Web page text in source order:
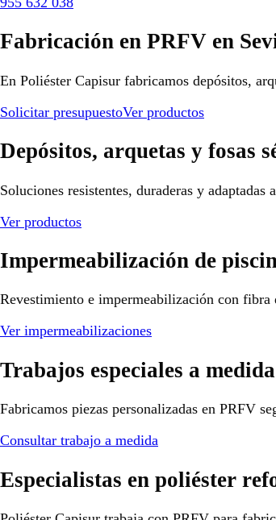
Fabricación en PRFV en
En Poliéster Capisur fabricamos depósitos,
Solicitar presupuestoVer productos
Depósitos, arquetas y fosas
Soluciones resistentes, duraderas y
Ver productos
Impermeabilización de
Revestimiento e impermeabilización con fibra
Ver impermeabilizaciones
Trabajos especiales a medida
Fabricamos piezas personalizadas en PRFV
Consultar trabajo a medida
Especialistas en poliéster